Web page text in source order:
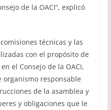
de la OACI”, explicó
técnicas y las
con el propósito de
el Consejo de la OACI,
organismo responsable
de la asamblea y
y obligaciones que le